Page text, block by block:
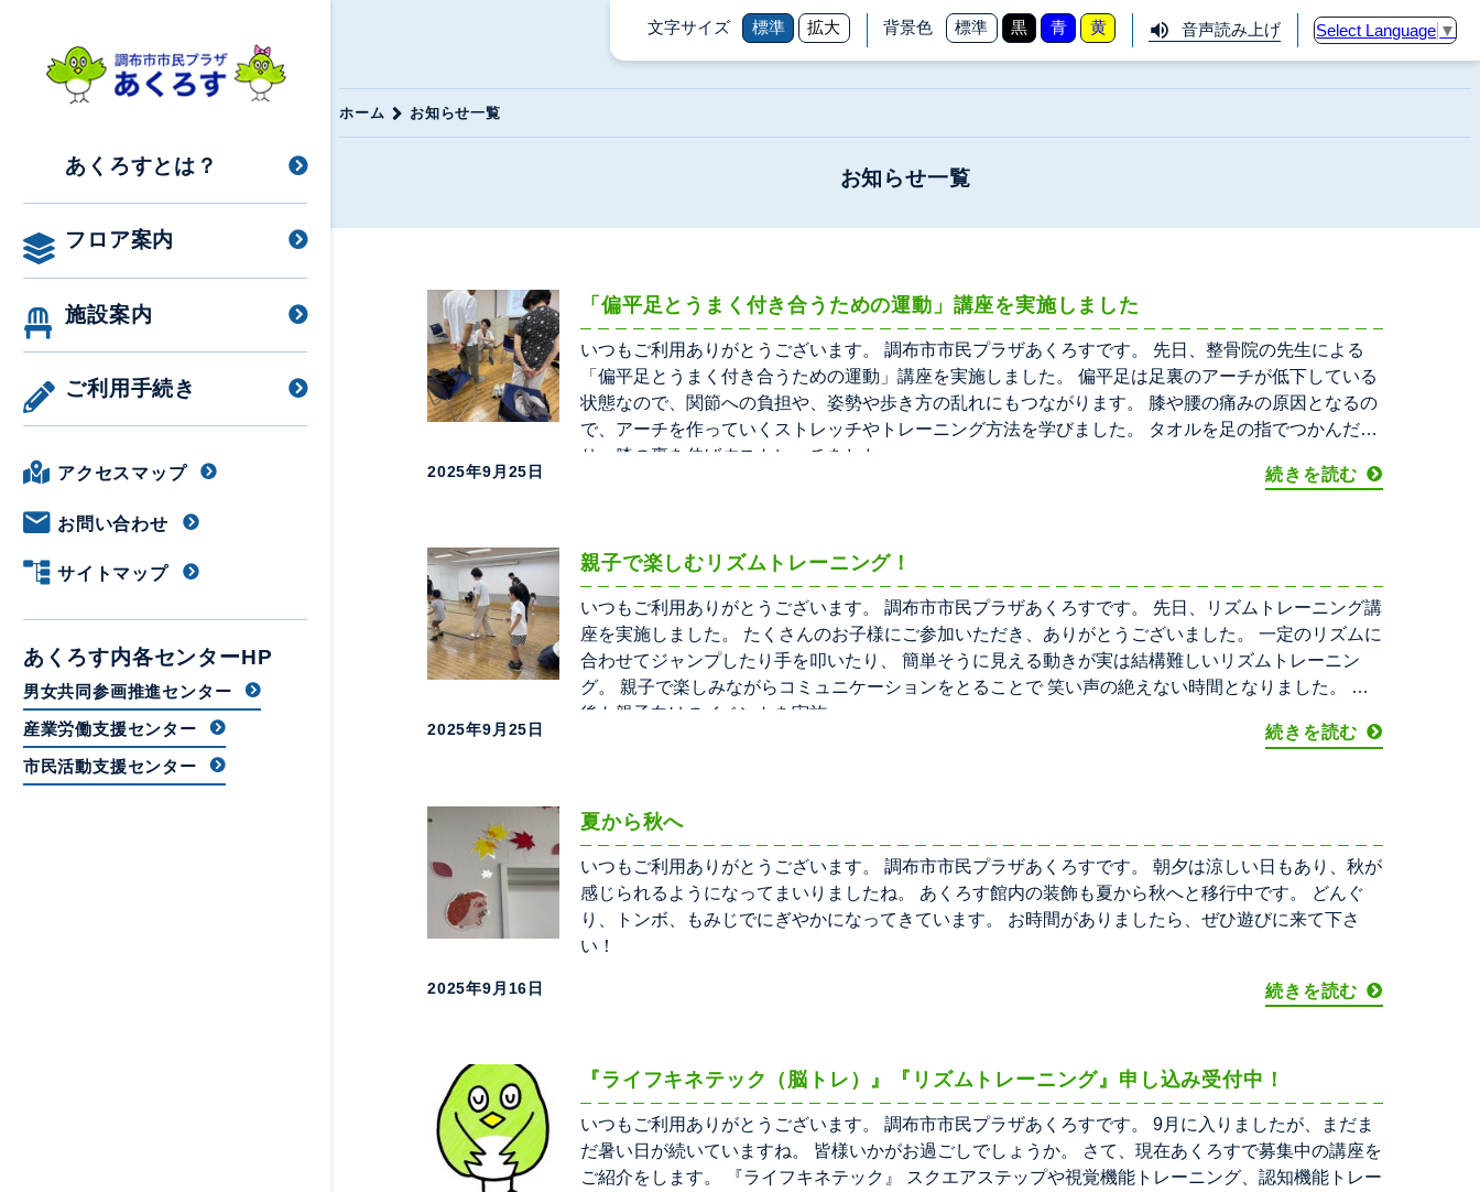
あくろすとは？
フロア案内
施設案内
ご利用手続き
アクセスマップ
お問い合わせ
サイトマップ
あくろす内各センターHP
男女共同参画推進センター
産業労働支援センター
市民活動支援センター
文字サイズ 標準 拡大 背景色 標準 黒 青 黄 音声読み上げ Select Language ▼
ホーム お知らせ一覧
お知らせ一覧
「偏平足とうまく付き合うための運動」講座を実施しました
いつもご利用ありがとうございます。 調布市市民プラザあくろすです。 先日、整骨院の先生による
「偏平足とうまく付き合うための運動」講座を実施しました。 偏平足は足裏のアーチが低下している
状態なので、関節への負担や、姿勢や歩き方の乱れにもつながります。 膝や腰の痛みの原因となるの
で、アーチを作っていくストレッチやトレーニング方法を学びました。 タオルを足の指でつかんだ
り、膝の裏を伸ばすストレッチをした
2025年9月25日 続きを読む
親子で楽しむリズムトレーニング！
いつもご利用ありがとうございます。 調布市市民プラザあくろすです。 先日、リズムトレーニング講
座を実施しました。 たくさんのお子様にご参加いただき、ありがとうございました。 一定のリズムに
合わせてジャンプしたり手を叩いたり、 簡単そうに見える動きが実は結構難しいリズムトレーニン
グ。 親子で楽しみながらコミュニケーションをとることで 笑い声の絶えない時間となりました。 今
後も親子向けのイベントを実施
2025年9月25日 続きを読む
夏から秋へ
いつもご利用ありがとうございます。 調布市市民プラザあくろすです。 朝夕は涼しい日もあり、秋が
感じられるようになってまいりましたね。 あくろす館内の装飾も夏から秋へと移行中です。 どんぐ
り、トンボ、もみじでにぎやかになってきています。 お時間がありましたら、ぜひ遊びに来て下さ
い！
2025年9月16日 続きを読む
『ライフキネテック（脳トレ）』『リズムトレーニング』申し込み受付中！
いつもご利用ありがとうございます。 調布市市民プラザあくろすです。 9月に入りましたが、まだま
だ暑い日が続いていますね。 皆様いかがお過ごしでしょうか。 さて、現在あくろすで募集中の講座を
ご紹介をします。 『ライフキネテック』 スクエアステップや視覚機能トレーニング、認知機能トレー